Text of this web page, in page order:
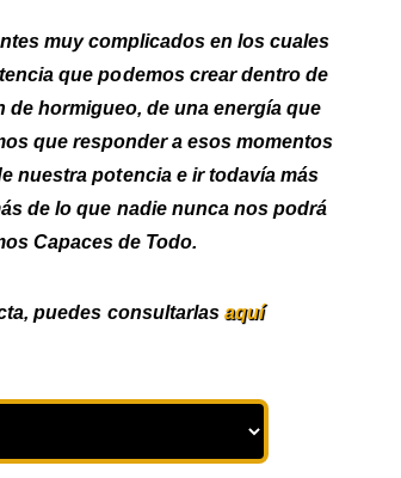
muy complicados en los cuales
que podemos crear dentro de
de hormigueo, de una energía que
que responder a esos momentos
nuestra potencia e ir todavía más
de lo que nadie nunca nos podrá
Capaces de Todo.
puedes consultarlas aquí